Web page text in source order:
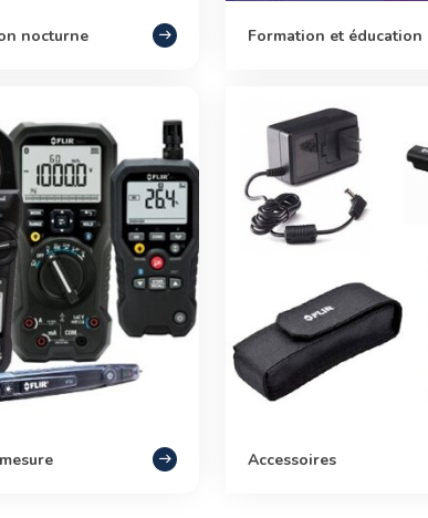
nocturne Formation et éducation
Accessoires